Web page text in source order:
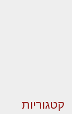
קטגוריות